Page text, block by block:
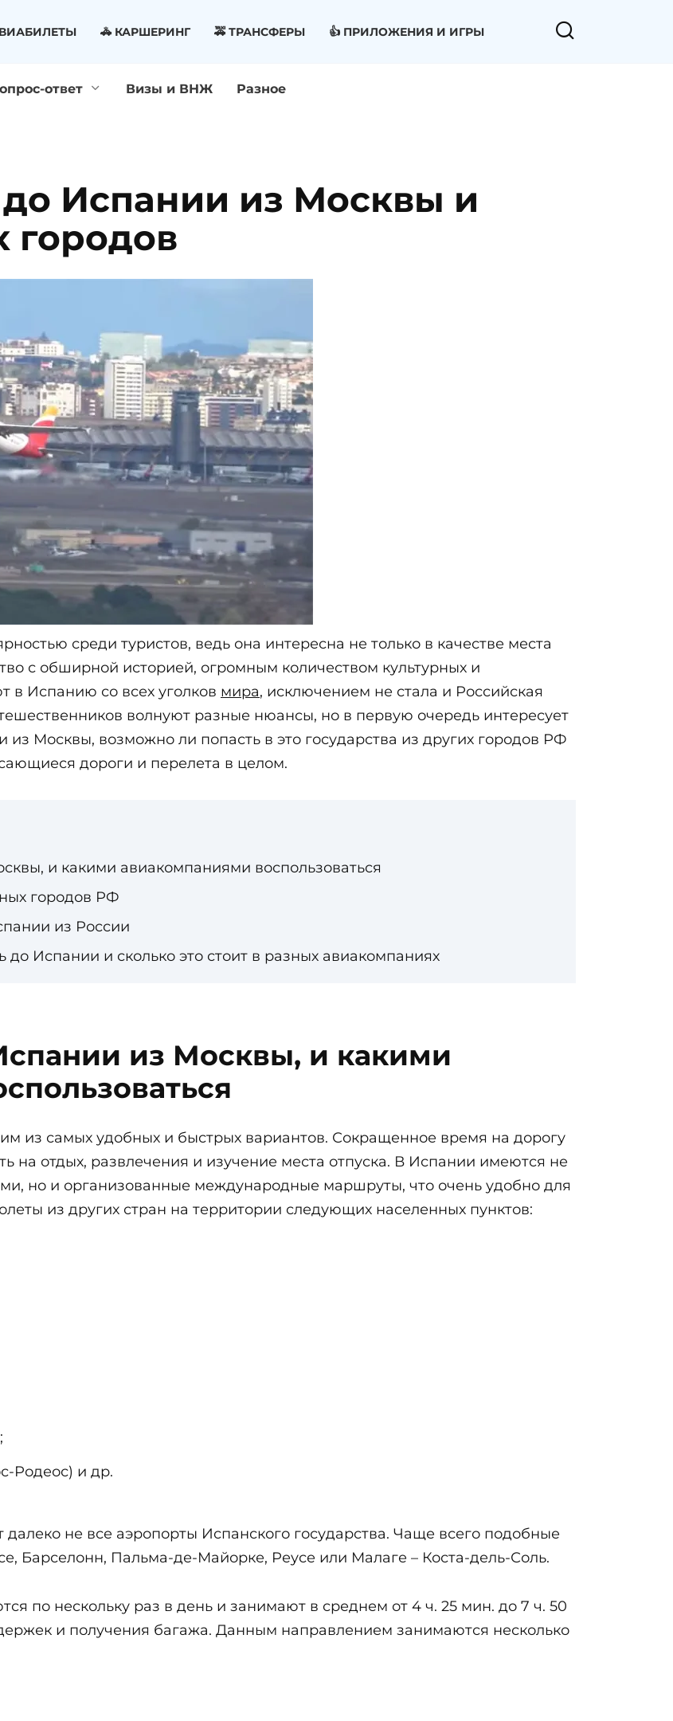
🚓 КАРШЕРИНГ 🚕 ТРАНСФЕРЫ 👍 ПРИЛОЖЕНИЯ И ИГРЫ
ответ Визы и ВНЖ Разное
до Испании из Москвы и
городов
среди туристов, ведь она интересна не только в качестве места
с обширной историей, огромным количеством культурных и
в Испанию со всех уголков мира, исключением не стала и Российская
волнуют разные нюансы, но в первую очередь интересует
из Москвы, возможно ли попасть в это государства из других городов РФ
дороги и перелета в целом.
и какими авиакомпаниями воспользоваться
городов РФ
из России
до Испании и сколько это стоит в разных авиакомпаниях
из Москвы, и какими
из самых удобных и быстрых вариантов. Сокращенное время на дорогу
на отдых, развлечения и изучение места отпуска. В Испании имеются не
но и организованные международные маршруты, что очень удобно для
из других стран на территории следующих населенных пунктов:
Родеос) и др.
не все аэропорты Испанского государства. Чаще всего подобные
Барселонн, Пальма-де-Майорке, Реусе или Малаге – Коста-дель-Соль.
по нескольку раз в день и занимают в среднем от 4 ч. 25 мин. до 7 ч. 50
и получения багажа. Данным направлением занимаются несколько